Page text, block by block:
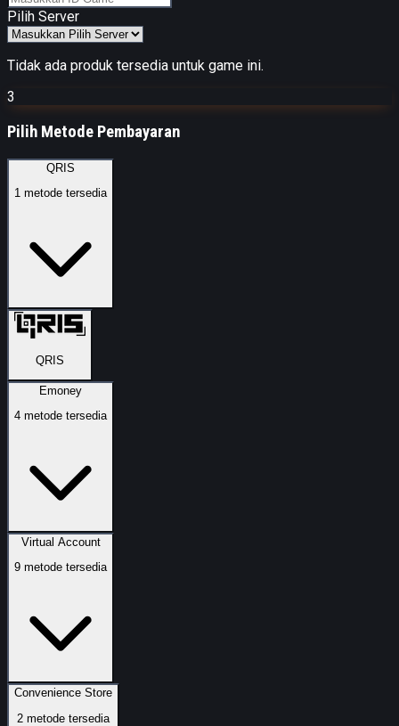
Pilih Server
Tidak ada produk tersedia untuk game ini.
3
Pilih Metode Pembayaran
QRIS
1 metode tersedia
QRIS
Emoney
4 metode tersedia
Virtual Account
9 metode tersedia
Convenience Store
2 metode tersedia